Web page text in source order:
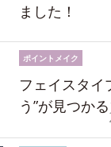
ました！
ポイントメイク
フェイスタイ
う”が見つか